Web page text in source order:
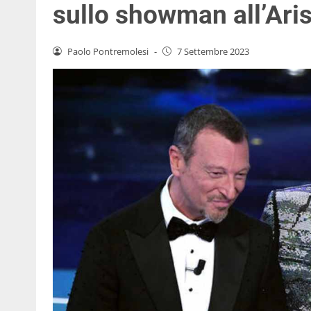
sullo showman
Paolo Pontremolesi - 7 Settembre 2023